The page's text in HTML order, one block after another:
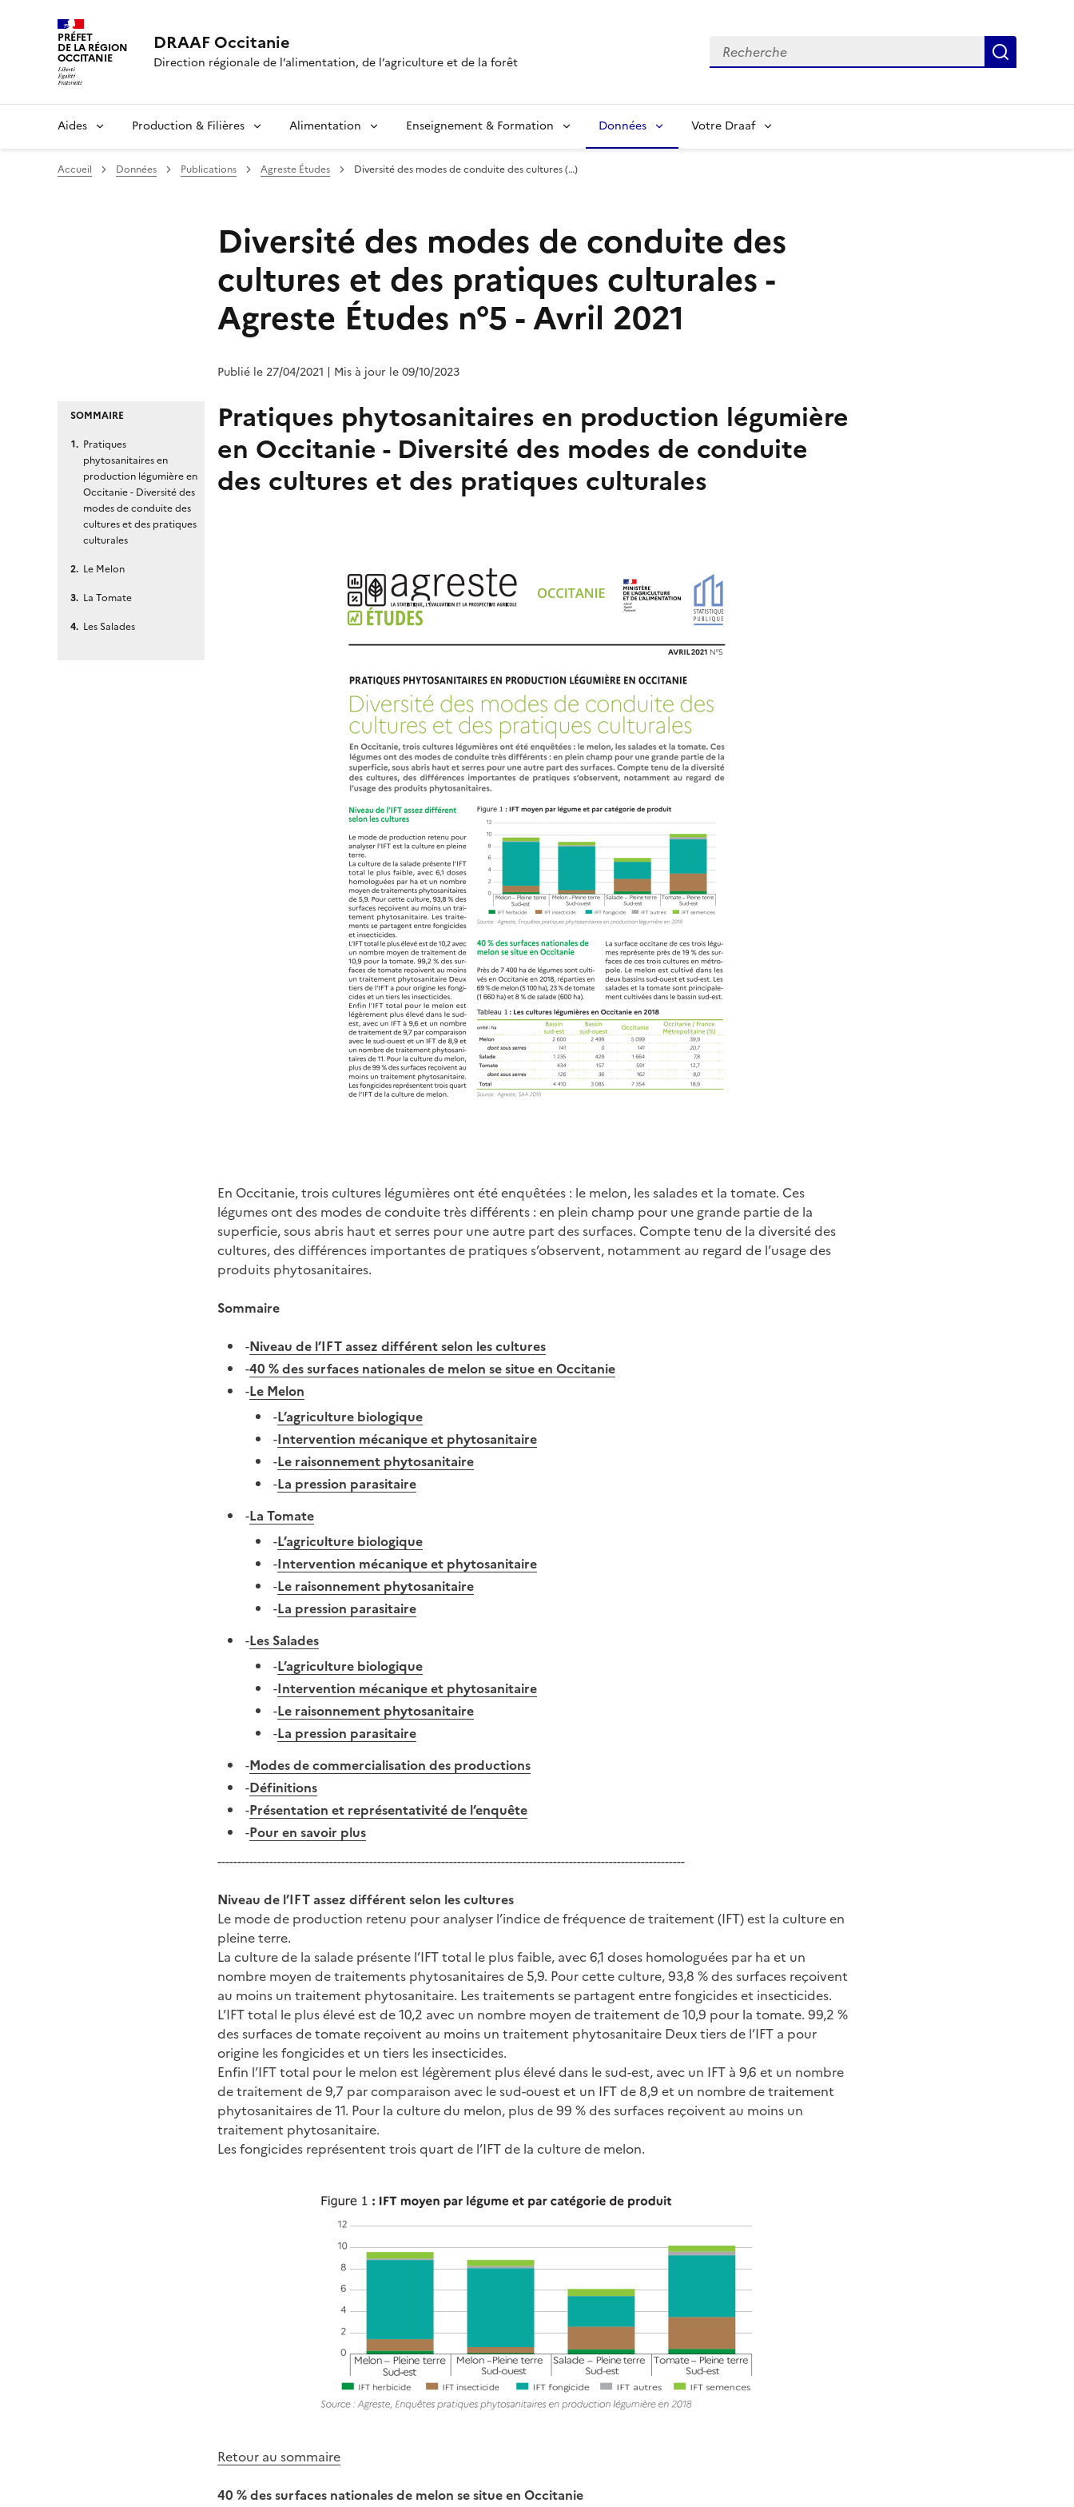
PRÉFET
DE LA RÉGION
OCCITANIE
DRAAF Occitanie
Direction régionale de l’alimentation, de l’agriculture et de la forêt
Recherche
Aides Production & Filières Alimentation Enseignement & Formation Données Votre Draaf
Accueil Données Publications Agreste Études Diversité des modes de conduite des cultures (…)
Diversité des modes de conduite des
cultures et des pratiques culturales -
Agreste Études n°5 - Avril 2021
Publié le 27/04/2021 | Mis à jour le 09/10/2023
SOMMAIRE
Pratiques
phytosanitaires en
production légumière en
Occitanie - Diversité des
modes de conduite des
cultures et des pratiques
culturales
Le Melon
La Tomate
Les Salades
Pratiques phytosanitaires en production légumière
en Occitanie - Diversité des modes de conduite
des cultures et des pratiques culturales
En Occitanie, trois cultures légumières ont été enquêtées : le melon, les salades et la tomate. Ces
légumes ont des modes de conduite très différents : en plein champ pour une grande partie de la
superficie, sous abris haut et serres pour une autre part des surfaces. Compte tenu de la diversité des
cultures, des différences importantes de pratiques s’observent, notamment au regard de l’usage des
produits phytosanitaires.
Sommaire
-Niveau de l’IFT assez différent selon les cultures
-40 % des surfaces nationales de melon se situe en Occitanie
-Le Melon
-L’agriculture biologique
-Intervention mécanique et phytosanitaire
-Le raisonnement phytosanitaire
-La pression parasitaire
-La Tomate
-L’agriculture biologique
-Intervention mécanique et phytosanitaire
-Le raisonnement phytosanitaire
-La pression parasitaire
-Les Salades
-L’agriculture biologique
-Intervention mécanique et phytosanitaire
-Le raisonnement phytosanitaire
-La pression parasitaire
-Modes de commercialisation des productions
-Définitions
-Présentation et représentativité de l’enquête
-Pour en savoir plus
---------------------------------------------------------------------------------------------------------------------
Niveau de l’IFT assez différent selon les cultures
Le mode de production retenu pour analyser l’indice de fréquence de traitement (IFT) est la culture en
pleine terre.
La culture de la salade présente l’IFT total le plus faible, avec 6,1 doses homologuées par ha et un
nombre moyen de traitements phytosanitaires de 5,9. Pour cette culture, 93,8 % des surfaces reçoivent
au moins un traitement phytosanitaire. Les traitements se partagent entre fongicides et insecticides.
L’IFT total le plus élevé est de 10,2 avec un nombre moyen de traitement de 10,9 pour la tomate. 99,2 %
des surfaces de tomate reçoivent au moins un traitement phytosanitaire Deux tiers de l’IFT a pour
origine les fongicides et un tiers les insecticides.
Enfin l’IFT total pour le melon est légèrement plus élevé dans le sud-est, avec un IFT à 9,6 et un nombre
de traitement de 9,7 par comparaison avec le sud-ouest et un IFT de 8,9 et un nombre de traitement
phytosanitaires de 11. Pour la culture du melon, plus de 99 % des surfaces reçoivent au moins un
traitement phytosanitaire.
Les fongicides représentent trois quart de l’IFT de la culture de melon.
Retour au sommaire
40 % des surfaces nationales de melon se situe en Occitanie